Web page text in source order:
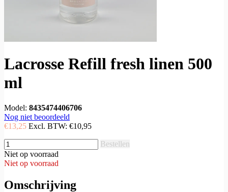
Lacrosse Refill fresh linen 500
ml
Model: 8435474406706
Nog niet beoordeeld
€13,25 Excl. BTW: €10,95
Bestellen
Niet op voorraad
Niet op voorraad
Omschrijving